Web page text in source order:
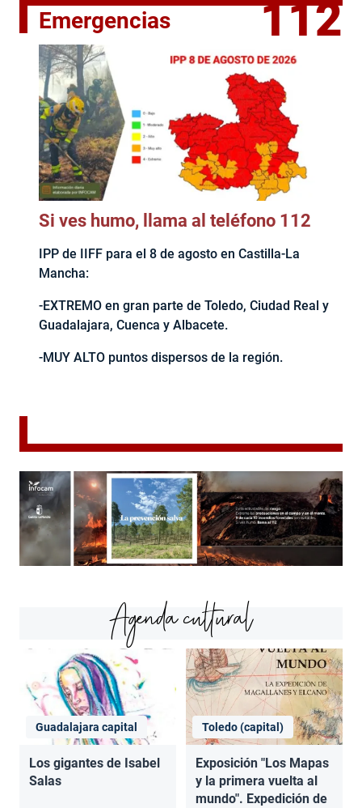
Emergencias 112
Si ves humo, llama al teléfono 112
IPP de IIFF para el 8 de agosto en Castilla-La
Mancha:
-EXTREMO en gran parte de Toledo, Ciudad Real y
Guadalajara, Cuenca y Albacete.
-MUY ALTO puntos dispersos de la región.
Agenda cultural
Guadalajara capital
Los gigantes de Isabel
Salas
Toledo (capital)
Exposición "Los Mapas
y la primera vuelta al
mundo". Expedición de